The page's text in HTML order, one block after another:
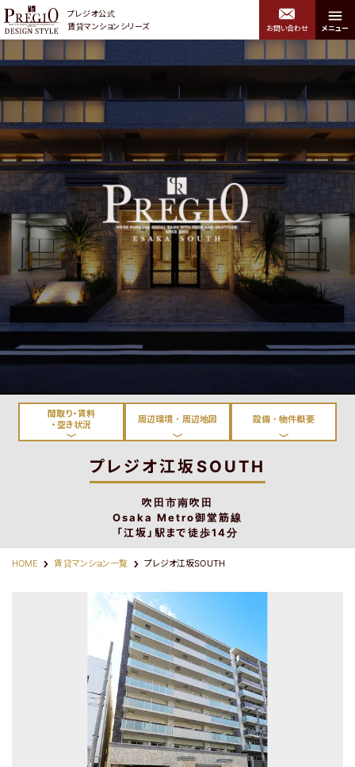
プレジオ公式
賃貸マンションシリーズ
エリアから探す
中央区・浪速区・西区・港
区・大正区・住吉区
北区・福島区・西淀川区
淀川区・東淀川区・吹田
市・豊中市
都島区・旭区・城東区・鶴
見区・東成区
神戸市・西宮市・宝塚市
路線から探す
物件名から探す
お問い合わせ メニュー
間取り・賃料
・空き状況
周辺環境・周辺地図 設備・物件概要
プレジオ江坂SOUTH
吹田市南吹田
Osaka Metro御堂筋線
「江坂」駅まで徒歩14分
HOME 賃貸マンション一覧 プレジオ江坂SOUTH